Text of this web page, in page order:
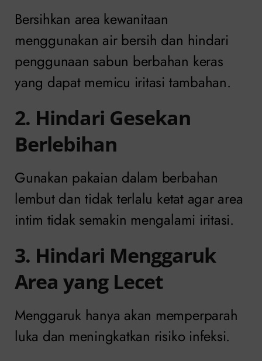
Bersihkan area kewanitaan
menggunakan air bersih dan hindari
penggunaan sabun berbahan keras
yang dapat memicu iritasi tambahan.
2. Hindari Gesekan
Berlebihan
Gunakan pakaian dalam berbahan
lembut dan tidak terlalu ketat agar area
intim tidak semakin mengalami iritasi.
3. Hindari Menggaruk
Area yang Lecet
Menggaruk hanya akan memperparah
luka dan meningkatkan risiko infeksi.